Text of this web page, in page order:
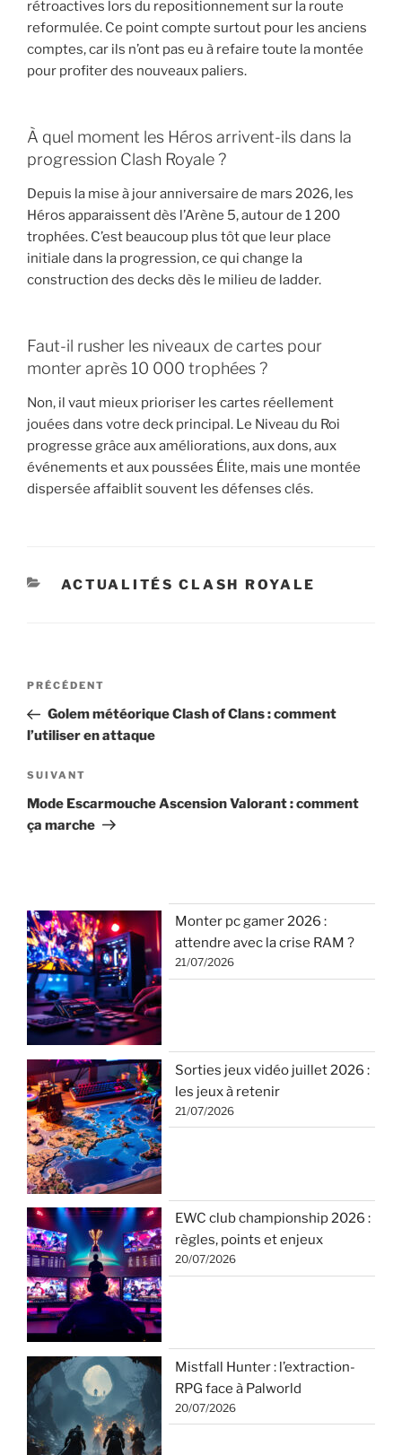
rétroactives lors du repositionnement sur la route
reformulée. Ce point compte surtout pour les anciens
comptes, car ils n’ont pas eu à refaire toute la montée
pour profiter des nouveaux paliers.
À quel moment les Héros arrivent-ils dans la
progression Clash Royale ?
Depuis la mise à jour anniversaire de mars 2026, les
Héros apparaissent dès l’Arène 5, autour de 1 200
trophées. C’est beaucoup plus tôt que leur place
initiale dans la progression, ce qui change la
construction des decks dès le milieu de ladder.
Faut-il rusher les niveaux de cartes pour
monter après 10 000 trophées ?
Non, il vaut mieux prioriser les cartes réellement
jouées dans votre deck principal. Le Niveau du Roi
progresse grâce aux améliorations, aux dons, aux
événements et aux poussées Élite, mais une montée
dispersée affaiblit souvent les défenses clés.
CATÉGORIES
ACTUALITÉS CLASH ROYALE
Navigation
l’article
Article
précédent
PRÉCÉDENT
Golem météorique Clash of Clans : comment
l’utiliser en attaque
Article
suivant
SUIVANT
Mode Escarmouche Ascension Valorant : comment
ça marche
Monter pc gamer 2026 :
attendre avec la crise RAM ?
21/07/2026
Sorties jeux vidéo juillet 2026 :
les jeux à retenir
21/07/2026
EWC club championship 2026 :
règles, points et enjeux
20/07/2026
Mistfall Hunter : l’extraction-
RPG face à Palworld
20/07/2026